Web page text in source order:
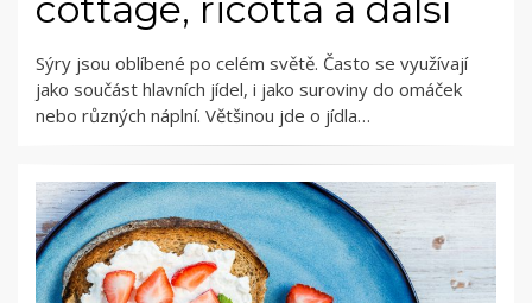
Sýry jsou oblíbené po celém světě. Často se využívají
jako součást hlavních jídel, i jako suroviny do omáček
nebo různých náplní. Většinou jde o jídla…